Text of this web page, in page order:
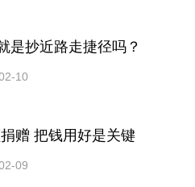
是抄近路走捷径吗？
10
赠 把钱用好是关键
09